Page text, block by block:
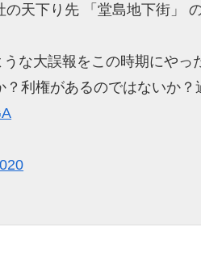
の天下り先 「堂島地下街」
な大誤報をこの時期にやっ
利権があるのではないか？